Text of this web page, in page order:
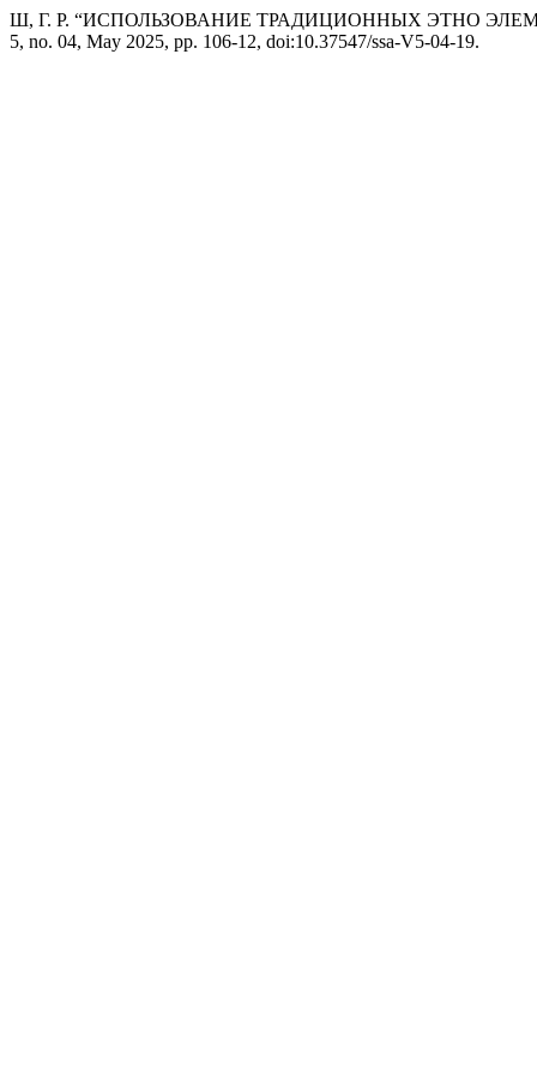
Ш, Г. Р. “ИСПОЛЬЗОВАНИЕ ТРАДИЦИОННЫХ ЭТНО
5, no. 04, May 2025, pp. 106-12, doi:10.37547/ssa-V5-04-19.